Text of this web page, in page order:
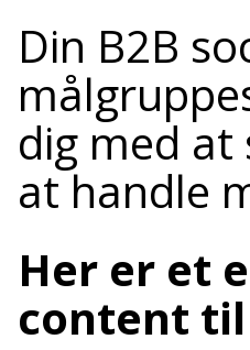
Din B2B
dig med at
at handle
Her er et
content